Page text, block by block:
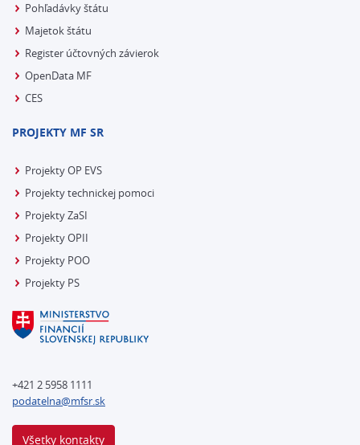
Pohľadávky štátu
Majetok štátu
Register účtovných závierok
OpenData MF
CES
PROJEKTY MF SR
Projekty OP EVS
Projekty technickej pomoci
Projekty ZaSI
Projekty OPII
Projekty POO
Projekty PS
+421 2 5958 1111
podatelna@mfsr.sk
Všetky kontakty